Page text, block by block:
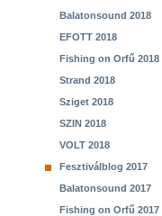
Balatonsound 2018
EFOTT 2018
Fishing on Orfű 2018
Strand 2018
Sziget 2018
SZIN 2018
VOLT 2018
Fesztiválblog 2017
Balatonsound 2017
Fishing on Orfű 2017